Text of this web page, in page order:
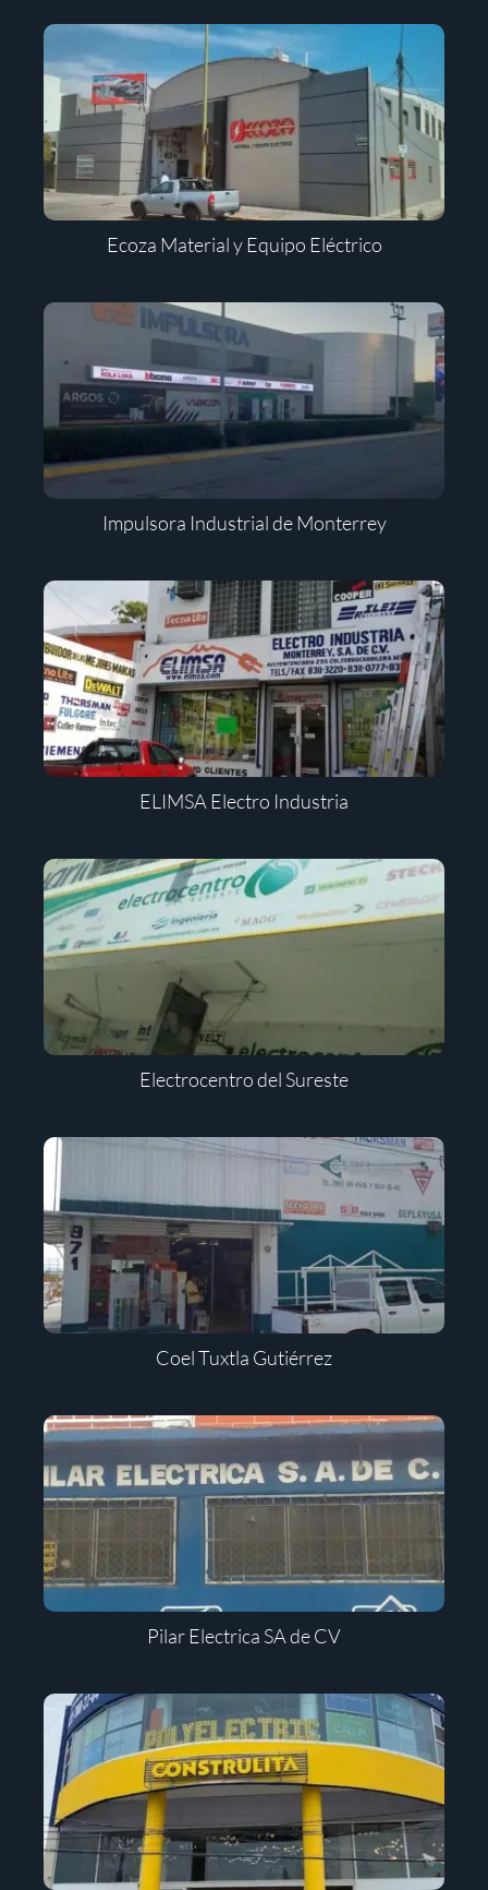
Ecoza Material y Equipo Eléctrico
Impulsora Industrial de Monterrey
ELIMSA Electro Industria
Electrocentro del Sureste
Coel Tuxtla Gutiérrez
Pilar Electrica SA de CV